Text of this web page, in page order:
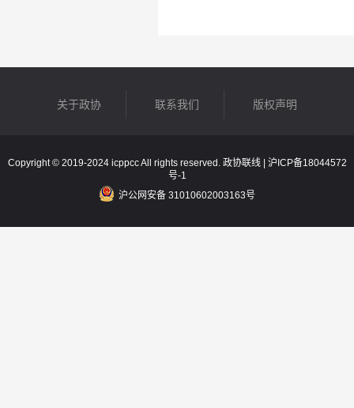
关于政协 联系我们 版权声明
Copyright © 2019-2024 icppcc All rights reserved. 政协联线 | 沪ICP备18044572
号-1
沪公网安备 31010602003163号